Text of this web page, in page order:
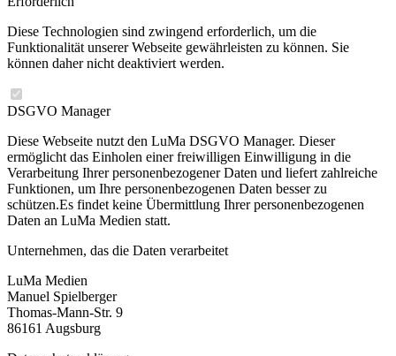
Diese Technologien sind zwingend erforderlich, um die
Funktionalität unserer Webseite gewährleisten zu können. Sie
können daher nicht deaktiviert werden.
DSGVO Manager
Diese Webseite nutzt den LuMa DSGVO Manager. Dieser
ermöglicht das Einholen einer freiwilligen Einwilligung in die
Verarbeitung Ihrer personenbezogener Daten und liefert zahlreiche
Funktionen, um Ihre personenbezogenen Daten besser zu
schützen.Es findet keine Übermittlung Ihrer personenbezogenen
Daten an LuMa Medien statt.
Unternehmen, das die Daten verarbeitet
LuMa Medien
Manuel Spielberger
Thomas-Mann-Str. 9
86161 Augsburg